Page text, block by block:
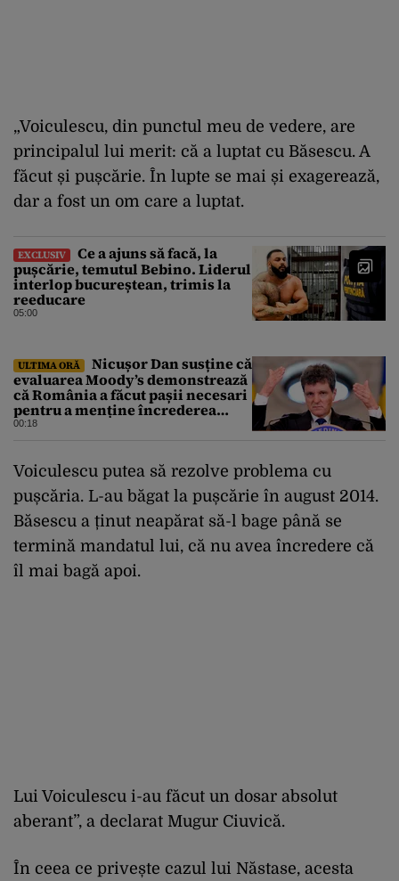
„Voiculescu, din punctul meu de vedere, are
principalul lui merit: că a luptat cu Băsescu. A
făcut și pușcărie. În lupte se mai și exagerează,
dar a fost un om care a luptat.
EXCLUSIV
Ce a ajuns să facă, la
pușcărie, temutul Bebino. Liderul
interlop bucureștean, trimis la
reeducare
05:00
ULTIMA ORĂ
Nicușor Dan susține că
evaluarea Moody’s demonstrează
că România a făcut pașii necesari
pentru a menține încrederea
investitorilor: „Totuși,
00:18
Voiculescu putea să rezolve problema cu
pușcăria. L-au băgat la pușcărie în august 2014.
Băsescu a ținut neapărat să-l bage până se
termină mandatul lui, că nu avea încredere că
îl mai bagă apoi.
Lui Voiculescu i-au făcut un dosar absolut
aberant”, a declarat Mugur Ciuvică.
În ceea ce privește cazul lui Năstase, acesta